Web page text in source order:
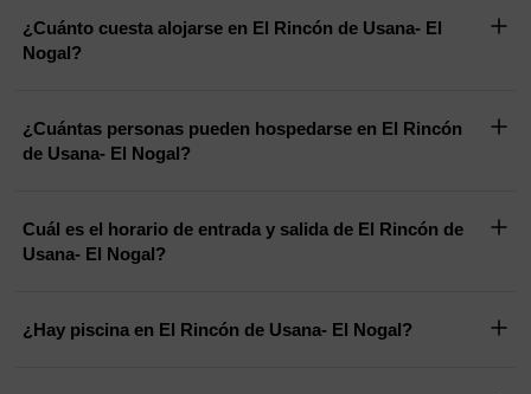
¿Cuánto cuesta alojarse en El Rincón de Usana- El
Nogal?
¿Cuántas personas pueden hospedarse en El Rincón
de Usana- El Nogal?
Cuál es el horario de entrada y salida de El Rincón de
Usana- El Nogal?
¿Hay piscina en El Rincón de Usana- El Nogal?